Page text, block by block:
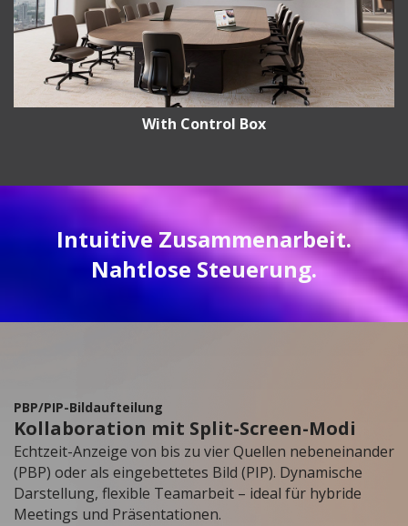
With Control Box
Intuitive Zusammenarbeit.
Nahtlose Steuerung.
PBP/PIP-Bildaufteilung
Kollaboration mit Split-Screen-Modi
Echtzeit-Anzeige von bis zu vier Quellen nebeneinander
(PBP) oder als eingebettetes Bild (PIP). Dynamische
Darstellung, flexible Teamarbeit – ideal für hybride
Meetings und Präsentationen.